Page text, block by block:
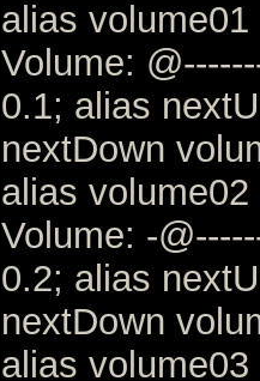
alias
Volume:
0.1; alias
nextDown
alias
Volume: -
0.2; alias
nextDown
alias